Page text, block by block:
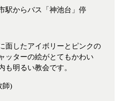
学校・幼稚園・神学校
各種団体
宿泊・研修施設
駅からバス「神池台」停
面したアイボリーとピンクの
ッターの絵がとてもかわい
も明るい教会です。
師)